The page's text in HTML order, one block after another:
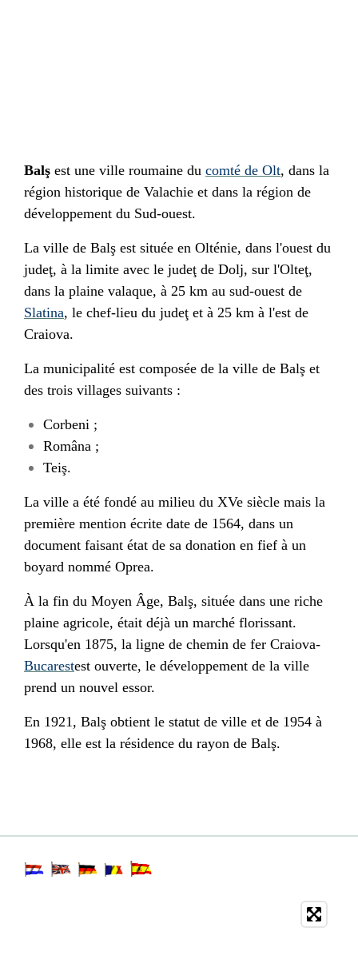
Balş est une ville roumaine du comté de Olt, dans la
région historique de Valachie et dans la région de
développement du Sud-ouest.
La ville de Balş est située en Olténie, dans l'ouest du
judeţ, à la limite avec le judeţ de Dolj, sur l'Olteţ,
dans la plaine valaque, à 25 km au sud-ouest de
Slatina, le chef-lieu du judeţ et à 25 km à l'est de
Craiova.
La municipalité est composée de la ville de Balş et
des trois villages suivants :
Corbeni ;
Româna ;
Teiş.
La ville a été fondé au milieu du XVe siècle mais la
première mention écrite date de 1564, dans un
document faisant état de sa donation en fief à un
boyard nommé Oprea.
À la fin du Moyen Âge, Balş, située dans une riche
plaine agricole, était déjà un marché florissant.
Lorsqu'en 1875, la ligne de chemin de fer Craiova-
Bucarestest ouverte, le développement de la ville
prend un nouvel essor.
En 1921 , Balş obtient le statut de ville et de 1954 à
1968, elle est la résidence du rayon de Balş.